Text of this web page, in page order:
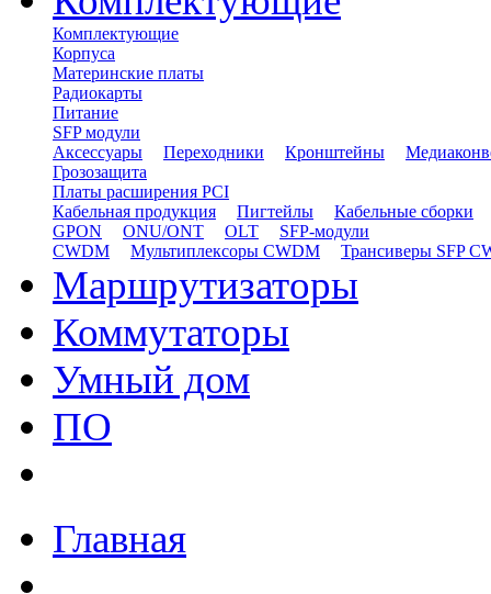
Комплектующие
Корпуса
Материнские платы
Радиокарты
Питание
SFP модули
Аксессуары
Переходники Кронштейны
Грозозащита
Платы расширения PCI
Кабельная продукция
Пигтейлы
Кабельные сборки
GPON
ONU/ONT OLT
SFP-модули
CWDM
Мультиплексоры CWDM Трансиверы SFP
Маршрутизаторы
Коммутаторы
Умный дом
ПО
Главная